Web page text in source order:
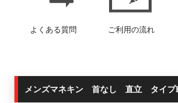
よくある質問 ご利用の流れ
メンズマネキン 首なし 直立 タイプ